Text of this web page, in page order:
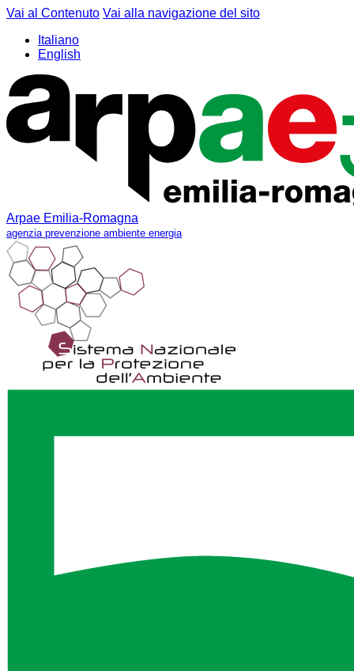
Vai al Contenuto Vai alla navigazione del sito
Italiano
English
Arpae Emilia-Romagna
agenzia prevenzione ambiente energia